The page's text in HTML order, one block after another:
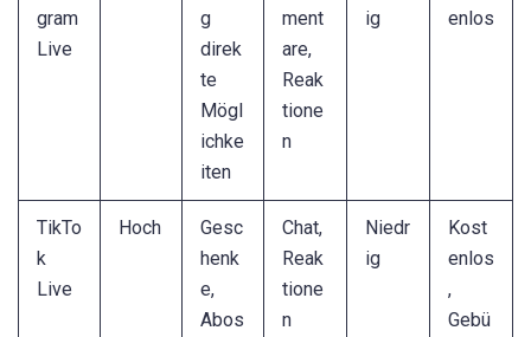
gram
Live
g
direk
te
Mögl
ichke
iten
ment
are,
Reak
tione
n
ig
enlos
TikTo
k
Live
Hoch
Gesc
henk
e,
Abos
Chat,
Reak
tione
n
Niedr
ig
Kost
enlos
,
Gebü